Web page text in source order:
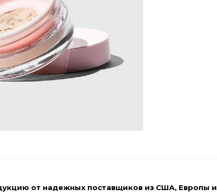
от надежных поставщиков из США, Европы и